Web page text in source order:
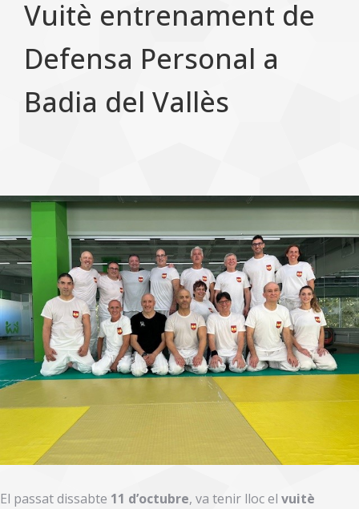
Vuitè entrenament de
Defensa Personal a
Badia del Vallès
El passat dissabte 11 d’octubre, va tenir lloc el vuitè